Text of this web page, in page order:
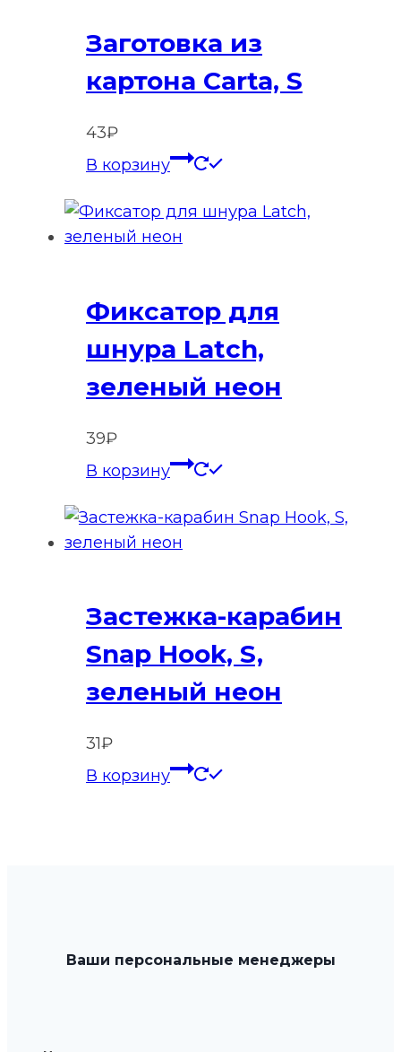
Заготовка из
картона Carta, S
43₽
В корзину
Фиксатор для
шнура Latch,
зеленый неон
39₽
В корзину
Застежка-карабин
Snap Hook, S,
зеленый неон
31₽
В корзину
Ваши персональные менеджеры